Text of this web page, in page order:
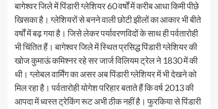
बागेश्वर जिले में पिंडारी ग्लेशियर 60 वर्षों में करीब आधा किमी पीछे
खिसका है। ग्लेशियरों से बनने वाली छोटी झीलों का आकार भी बीते
वर्षों में बढ़ गया है। जिसे लेकर पर्यावरणविदों के साथ ही पर्वतारोही
भी चिंतित हैं। बागेश्वर जिले में स्थित प्रसिद्ध पिंडारी ग्लेशियर की
खोज कुमाऊं कमिश्नर रहे सर जार्ज विलियम ट्रेल ने 1830 में की
थी। ग्लोबल वार्मिंग का असर अब पिंडारी ग्लेशियर में भी देखने को
मिल रहा है। पर्वतारोही योगेश परिहार बताते हैं कि वर्ष 2013 की
आपदा में ध्वस्त ट्रेकिंग रूट अभी ठीक नहीं है। फुरकिया से पिंडारी